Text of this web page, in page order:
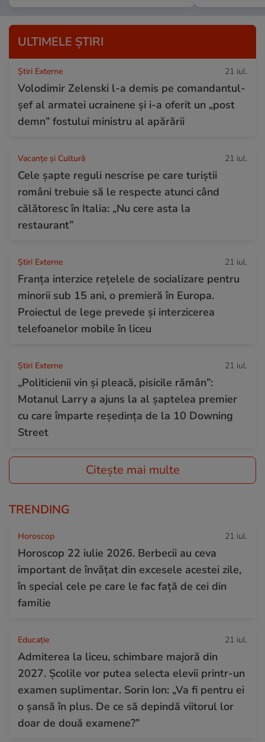
ULTIMELE ȘTIRI
Știri Externe 21 iul.
Volodimir Zelenski l-a demis pe comandantul-
șef al armatei ucrainene și i-a oferit un „post
demn” fostului ministru al apărării
Vacanțe și Cultură 21 iul.
Cele șapte reguli nescrise pe care turiștii
români trebuie să le respecte atunci când
călătoresc în Italia: „Nu cere asta la
restaurant”
Știri Externe 21 iul.
Franța interzice rețelele de socializare pentru
minorii sub 15 ani, o premieră în Europa.
Proiectul de lege prevede şi interzicerea
telefoanelor mobile în liceu
Știri Externe 21 iul.
„Politicienii vin și pleacă, pisicile rămân”:
Motanul Larry a ajuns la al șaptelea premier
cu care împarte reședința de la 10 Downing
Street
Citește mai multe
TRENDING
Horoscop 21 iul.
Horoscop 22 iulie 2026. Berbecii au ceva
important de învățat din excesele acestei zile,
în special cele pe care le fac față de cei din
familie
Educație 21 iul.
Admiterea la liceu, schimbare majoră din
2027. Școlile vor putea selecta elevii printr-un
examen suplimentar. Sorin Ion: „Va fi pentru ei
o șansă în plus. De ce să depindă viitorul lor
doar de două examene?”